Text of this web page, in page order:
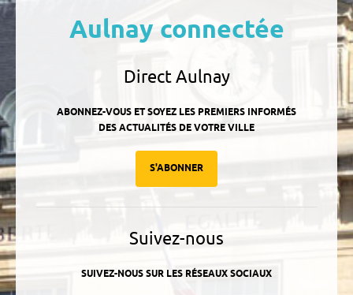
Aulnay connectée
Direct Aulnay
ABONNEZ-VOUS ET SOYEZ LES PREMIERS INFORMÉS
DES ACTUALITÉS DE VOTRE VILLE
S'ABONNER
Suivez-nous
SUIVEZ-NOUS SUR LES RÉSEAUX SOCIAUX